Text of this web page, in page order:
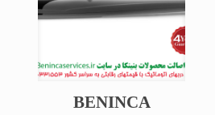
BENINCA